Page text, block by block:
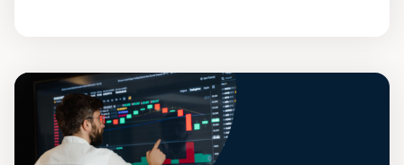
numérique et gestion des communautés
web
Un microcertificat qui te permet de développer des compétences
pour optimiser les stratégies en marketing numérique grâce à
l'intelligence artificielle (IA) ainsi que d’améliorer vos habilités à
gérer les communautés en ligne.